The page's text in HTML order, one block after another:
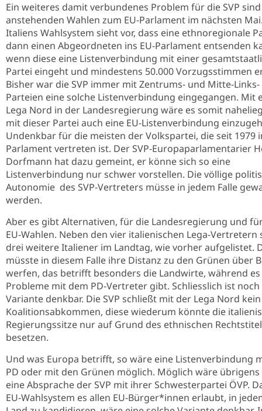
Ein weiteres damit verbundenes Problem für die SVP
anstehenden Wahlen zum EU-Parlament im nächsten
Italiens Wahlsystem sieht vor, dass eine ethnoregionale
dann einen Abgeordneten ins EU-Parlament entsenden
wenn diese eine Listenverbindung mit einer
Partei eingeht und mindestens 50.000 Vorzugsstimmen
Bisher war die SVP immer mit Zentrums- und Mitte-Links-
Parteien eine solche Listenverbindung eingegangen. Mit
Lega Nord in der Landesregierung wäre es somit
mit dieser Partei auch eine EU-Listenverbindung
Undenkbar für die meisten der Volkspartei, die seit 1979
Parlament vertreten ist. Der SVP-Europaparlamentarier
Dorfmann hat dazu gemeint, er könne sich so eine
Listenverbindung nur schwer vorstellen. Die völlige
Autonomie des SVP-Vertreters müsse in jedem Falle
werden.
Aber es gibt Alternativen, für die Landesregierung und
EU-Wahlen. Neben den vier italienischen Lega-Vertretern
drei weitere Italiener im Landtag, wie vorher aufgelistet.
müsste in diesem Falle ihre Distanz zu den Grünen über
werfen, das betrifft besonders die Landwirte, während
Probleme mit dem PD-Vertreter gibt. Schliesslich ist noch
Variante denkbar. Die SVP schließt mit der Lega Nord kein
Koalitionsabkommen, diese wiederum könnte die
Regierungssitze nur auf Grund des ethnischen
besetzen.
Und was Europa betrifft, so wäre eine Listenverbindung
PD oder mit den Grünen möglich. Möglich wäre übrigens
eine Absprache der SVP mit ihrer Schwesterpartei ÖVP.
EU-Wahlsystem es allen EU-Bürger*innen erlaubt, in